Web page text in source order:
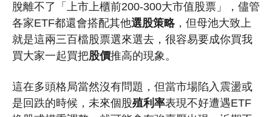
脫離不了「上市上櫃前200-300大市值股票」，儘管
各家ETF都還會搭配其他選股策略 ，但母池大致上
就是這兩三百檔股票選來選去，很容易要成你買我
買大家一起買把股價推高的現象。
這在多頭格局當然沒有問題，但當市場陷入震盪或
是回跌的時候，未來個股殖利率表現不好遭遇ETF